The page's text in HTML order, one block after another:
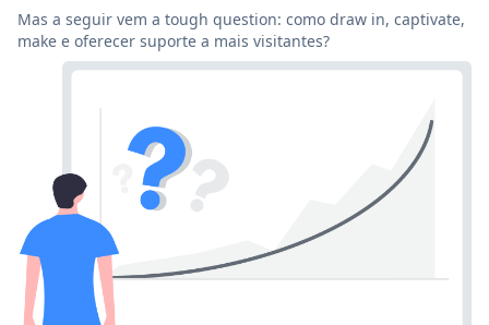
Mas a seguir vem a tough question: como draw in, captivate,
make e oferecer suporte a mais visitantes?